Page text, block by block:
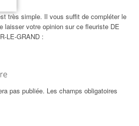
très simple. Il vous suffit de compléter le
laisser votre opinion sur ce fleuriste DE
LE-GRAND :
pas publiée. Les champs obligatoires